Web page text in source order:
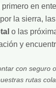
en
la sierra,
o las
y
con seguro
rutas